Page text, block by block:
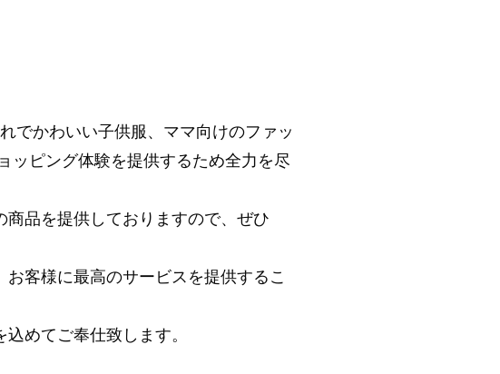
でかわいい子供服、ママ向けのファッ
ッピング体験を提供するため全力を尽
品を提供しておりますので、ぜひ
客様に最高のサービスを提供するこ
めてご奉仕致します。